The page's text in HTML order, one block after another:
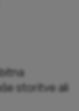
storitve ali